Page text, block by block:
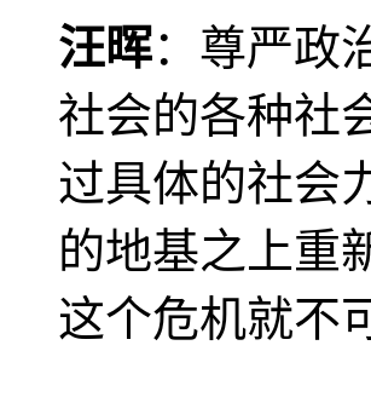
汪晖：尊严政
社会的各种社
过具体的社会
的地基之上重
这个危机就不